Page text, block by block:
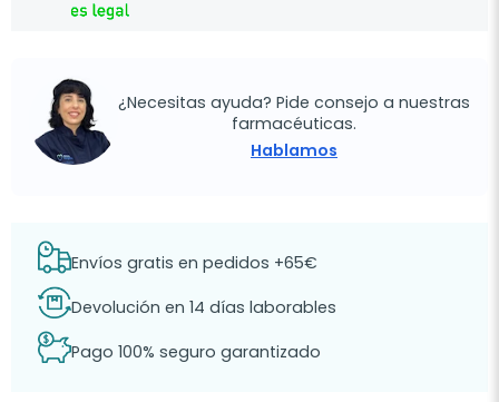
¿Necesitas ayuda? Pide consejo a nuestras
farmacéuticas.
Hablamos
Envíos gratis en pedidos +65€
Devolución en 14 días laborables
Pago 100% seguro garantizado